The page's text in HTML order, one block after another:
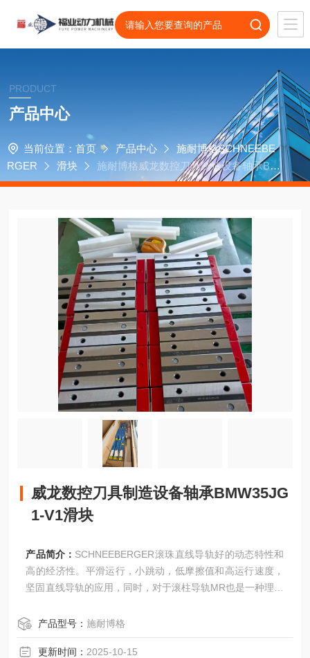
PRODUCT
产品中心
当前位置： 首页 产品中心
施耐博格SCHNEEBE
RGER
滑块
施耐博格威龙数控刀具制造设备轴承BM
W35JG1-V1滑块
威龙数控刀具制造设备轴承BMW35JG
1-V1滑块
产品简介： SCHNEEBERGER滚珠直线导轨好的动态特性和
高的经济性。平滑运行，小跳动，低摩擦值和高运行速度，
坚固直线导轨的应用，同时，对于滚柱导轨MR也是一种理想
威龙数控刀具制造设备轴承BMW35JG1-V1滑块
产品型号：施耐博格
更新时间： 2025-10-15